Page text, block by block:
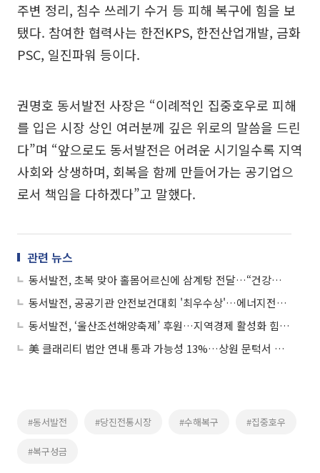
주변 정리, 침수 쓰레기 수거 등 피해 복구에 힘을 보
탰다. 참여한 협력사는 한전KPS, 한전산업개발, 금화
PSC, 일진파워 등이다.
권명호 동서발전 사장은 “이례적인 집중호우로 피해
를 입은 시장 상인 여러분께 깊은 위로의 말씀을 드린
다”며 “앞으로도 동서발전은 어려운 시기일수록 지역
사회와 상생하며, 회복을 함께 만들어가는 공기업으
로서 책임을 다하겠다”고 말했다.
관련 뉴스
동서발전, 초복 맞아 홀몸어르신에 삼계탕 전달…“건강한 여름 되세요”
동서발전, 공공기관 안전보건대회 '최우수상'…에너지전환 맞춤형 관리체계 호평
동서발전, ‘울산조선해양축제’ 후원…지역경제 활성화 힘 보탠다
美 클래리티 법안 연내 통과 가능성 13%…상원 문턱서 제동
#동서발전 #당진전통시장 #수해복구 #집중호우
#복구성금